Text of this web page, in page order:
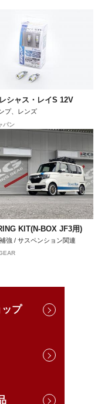
シャス・レイS 12V
プ、レンズ
パン
KIT(N-BOX JF3用)
強 / サスペンション関連
プ